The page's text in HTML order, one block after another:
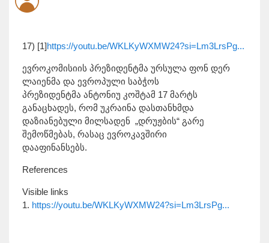
17) [1]https://youtu.be/WKLKyWXMW24?si=Lm3LrsPg...
ევროკომისიის პრეზიდენტმა ურსულა ფონ დერ
ლაიენმა და ევროპული საბჭოს
პრეზიდენტმა ანტონიუ კოშტამ 17 მარტს
განაცხადეს, რომ უკრაინა დასთანხმდა
დაზიანებული მილსადენ „დრუჟბის“ გარე
შემოწმებას, რასაც ევროკავშირი
დააფინანსებს.
References
Visible links
1. https://youtu.be/WKLKyWXMW24?si=Lm3LrsPg...